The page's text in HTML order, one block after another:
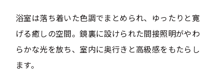
浴室は落ち着いた色調でまとめられ、ゆったりと寛
げる癒しの空間。鏡裏に設けられた間接照明がやわ
らかな光を放ち、室内に奥行きと高級感をもたらし
ます。